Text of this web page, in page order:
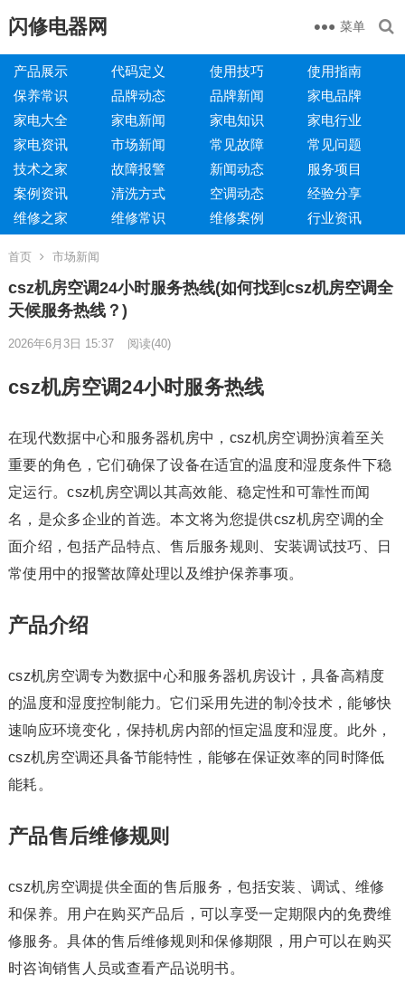
闪修电器网 菜单
产品展示 代码定义 使用技巧
使用指南
保养常识
品牌动态 品牌新闻
家电品牌
家电大全
家电新闻 家电知识
家电行业
家电资讯
市场新闻 常见故障
常见问题
技术之家
故障报警 新闻动态
服务项目
案例资讯
清洗方式 空调动态
经验分享
维修之家
维修常识 维修案例 行业资讯
首页 市场新闻
csz机房空调24小时服务热线(如何找到csz机房空调全
天候服务热线？)
2026年6月3日 15:37 阅读(40)
csz机房空调24小时服务热线
在现代数据中心和服务器机房中，csz机房空调扮演着至关
重要的角色，它们确保了设备在适宜的温度和湿度条件下稳
定运行。csz机房空调以其高效能、稳定性和可靠性而闻
名，是众多企业的首选。本文将为您提供csz机房空调的全
面介绍，包括产品特点、售后服务规则、安装调试技巧、日
常使用中的报警故障处理以及维护保养事项。
产品介绍
csz机房空调专为数据中心和服务器机房设计，具备高精度
的温度和湿度控制能力。它们采用先进的制冷技术，能够快
速响应环境变化，保持机房内部的恒定温度和湿度。此外，
csz机房空调还具备节能特性，能够在保证效率的同时降低
能耗。
产品售后维修规则
csz机房空调提供全面的售后服务，包括安装、调试、维修
和保养。用户在购买产品后，可以享受一定期限内的免费维
修服务。具体的售后维修规则和保修期限，用户可以在购买
时咨询销售人员或查看产品说明书。